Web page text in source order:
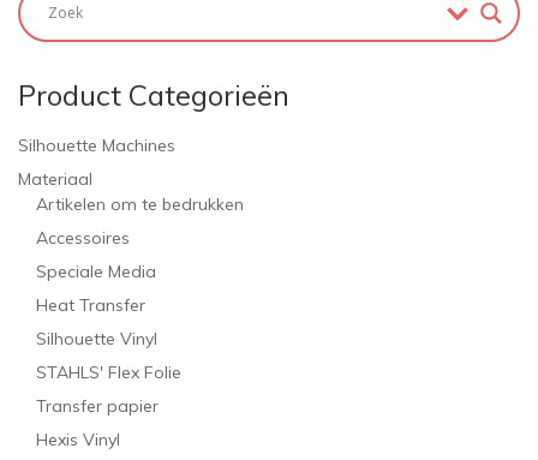
Product Categorieën
Silhouette Machines
Materiaal
Artikelen om te bedrukken
Accessoires
Speciale Media
Heat Transfer
Silhouette Vinyl
STAHLS' Flex Folie
Transfer papier
Hexis Vinyl